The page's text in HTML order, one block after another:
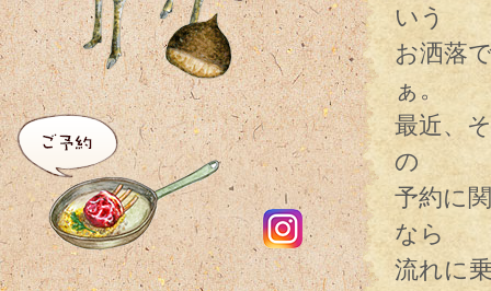
いう
お洒落
ぁ。
最近、
の
予約に
なら
流れに